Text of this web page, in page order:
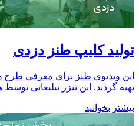
تولید کلیپ طنز دزدی
این ویدیوی طنز برای معرفی طرح
تهیه گردید. این تیزر تبلیغاتی توسط
بیشتر بخوانید